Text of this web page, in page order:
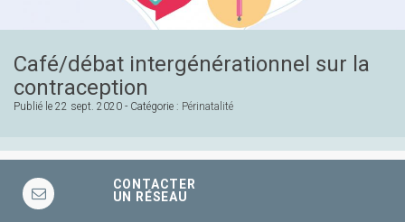
Café/débat intergénérationnel sur la
contraception
Publié le 22 sept. 2020 - Catégorie : Périnatalité
CONTACTER
UN RÉSEAU